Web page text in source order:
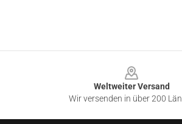
Weltweiter Versand
Wir versenden in über 200